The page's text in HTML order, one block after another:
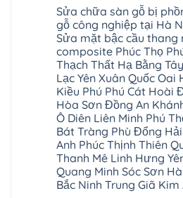
wood
đế
cao
su
IXPE
Hưng
Yên
Sài
Gòn
Ân
Thi
Hoàng
Mai
Mỹ
Hào
Tiên
Lữ
Từ
Liêm
Phù
Cừ
nhà
hà
nội
Ziccos
Flortex
Wilson
black
Hobi
wood
Glotex
Kosmos
Hobi
wood
Charm
wood
đế
cao
su
IXPE
Phú
Hà
Nội
Sửa
sàn
nhựa
giả
gỗ
cong
vênh
Sửa
mặt
bậc
cầu
thang
nhựa
sửa
cửa
nhựa
composite
tpHCM
Sài
bình
luận
ở
Sửa
sàn
gỗ
cong
vênh
tại
Hà
Nội
Sửa
sàn
gỗ
công
nghiệp
tại
Hà
Nội
Sửa chữa sàn gỗ bị
gỗ công nghiệp tại Hà
Sửa mặt bậc cầu
composite Phúc Thọ
Thạch Thất Hạ Bằng
Lạc Yên Xuân Quốc
Kiều Phú Phú Cát
Hòa Sơn Đồng An
Ô Diên Liên Minh Phú
Bát Tràng Phù Đổng
Anh Phúc Thịnh Thiên
Thanh Mê Linh Hưng
Quang Minh Sóc Sơn
Bắc Ninh Trung Giã Kim